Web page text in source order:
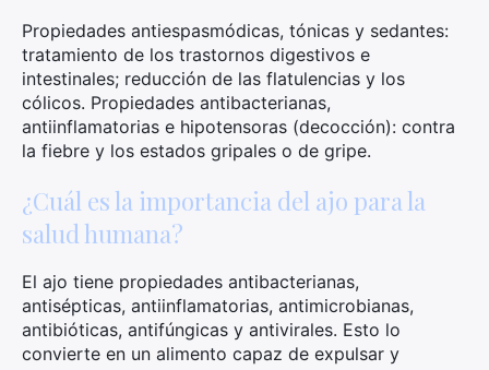
Propiedades antiespasmódicas, tónicas y sedantes:
tratamiento de los trastornos digestivos e
intestinales; reducción de las flatulencias y los
cólicos. Propiedades antibacterianas,
antiinflamatorias e hipotensoras (decocción): contra
la fiebre y los estados gripales o de gripe.
¿Cuál es la importancia del ajo para la
salud humana?
El ajo tiene propiedades antibacterianas,
antisépticas, antiinflamatorias, antimicrobianas,
antibióticas, antifúngicas y antivirales. Esto lo
convierte en un alimento capaz de expulsar y